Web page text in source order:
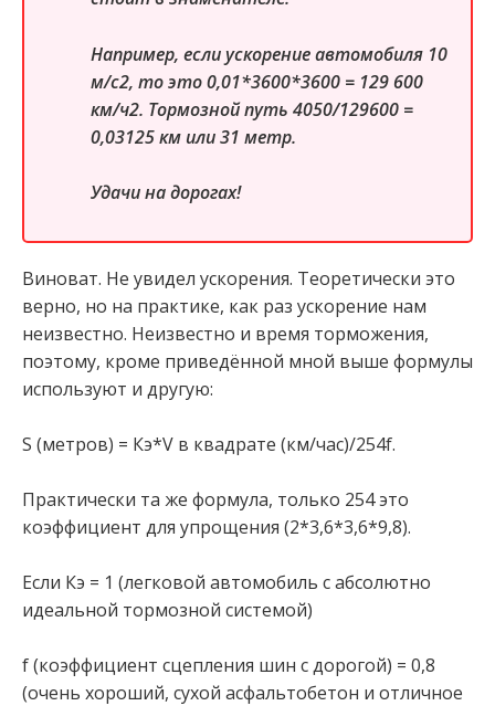
Например, если ускорение автомобиля 10
м/с2, то это 0,01*3600*3600 = 129 600
км/ч2. Тормозной путь 4050/129600 =
0,03125 км или 31 метр.
Удачи на дорогах!
Виноват. Не увидел ускорения. Теоретически это
верно, но на практике, как раз ускорение нам
неизвестно. Неизвестно и время торможения,
поэтому, кроме приведённой мной выше формулы
используют и другую:
S (метров) = Кэ*V в квадрате (км/час)/254f.
Практически та же формула, только 254 это
коэффициент для упрощения (2*3,6*3,6*9,8).
Если Кэ = 1 (легковой автомобиль с абсолютно
идеальной тормозной системой)
f (коэффициент сцепления шин с дорогой) = 0,8
(очень хороший, сухой асфальтобетон и отличное